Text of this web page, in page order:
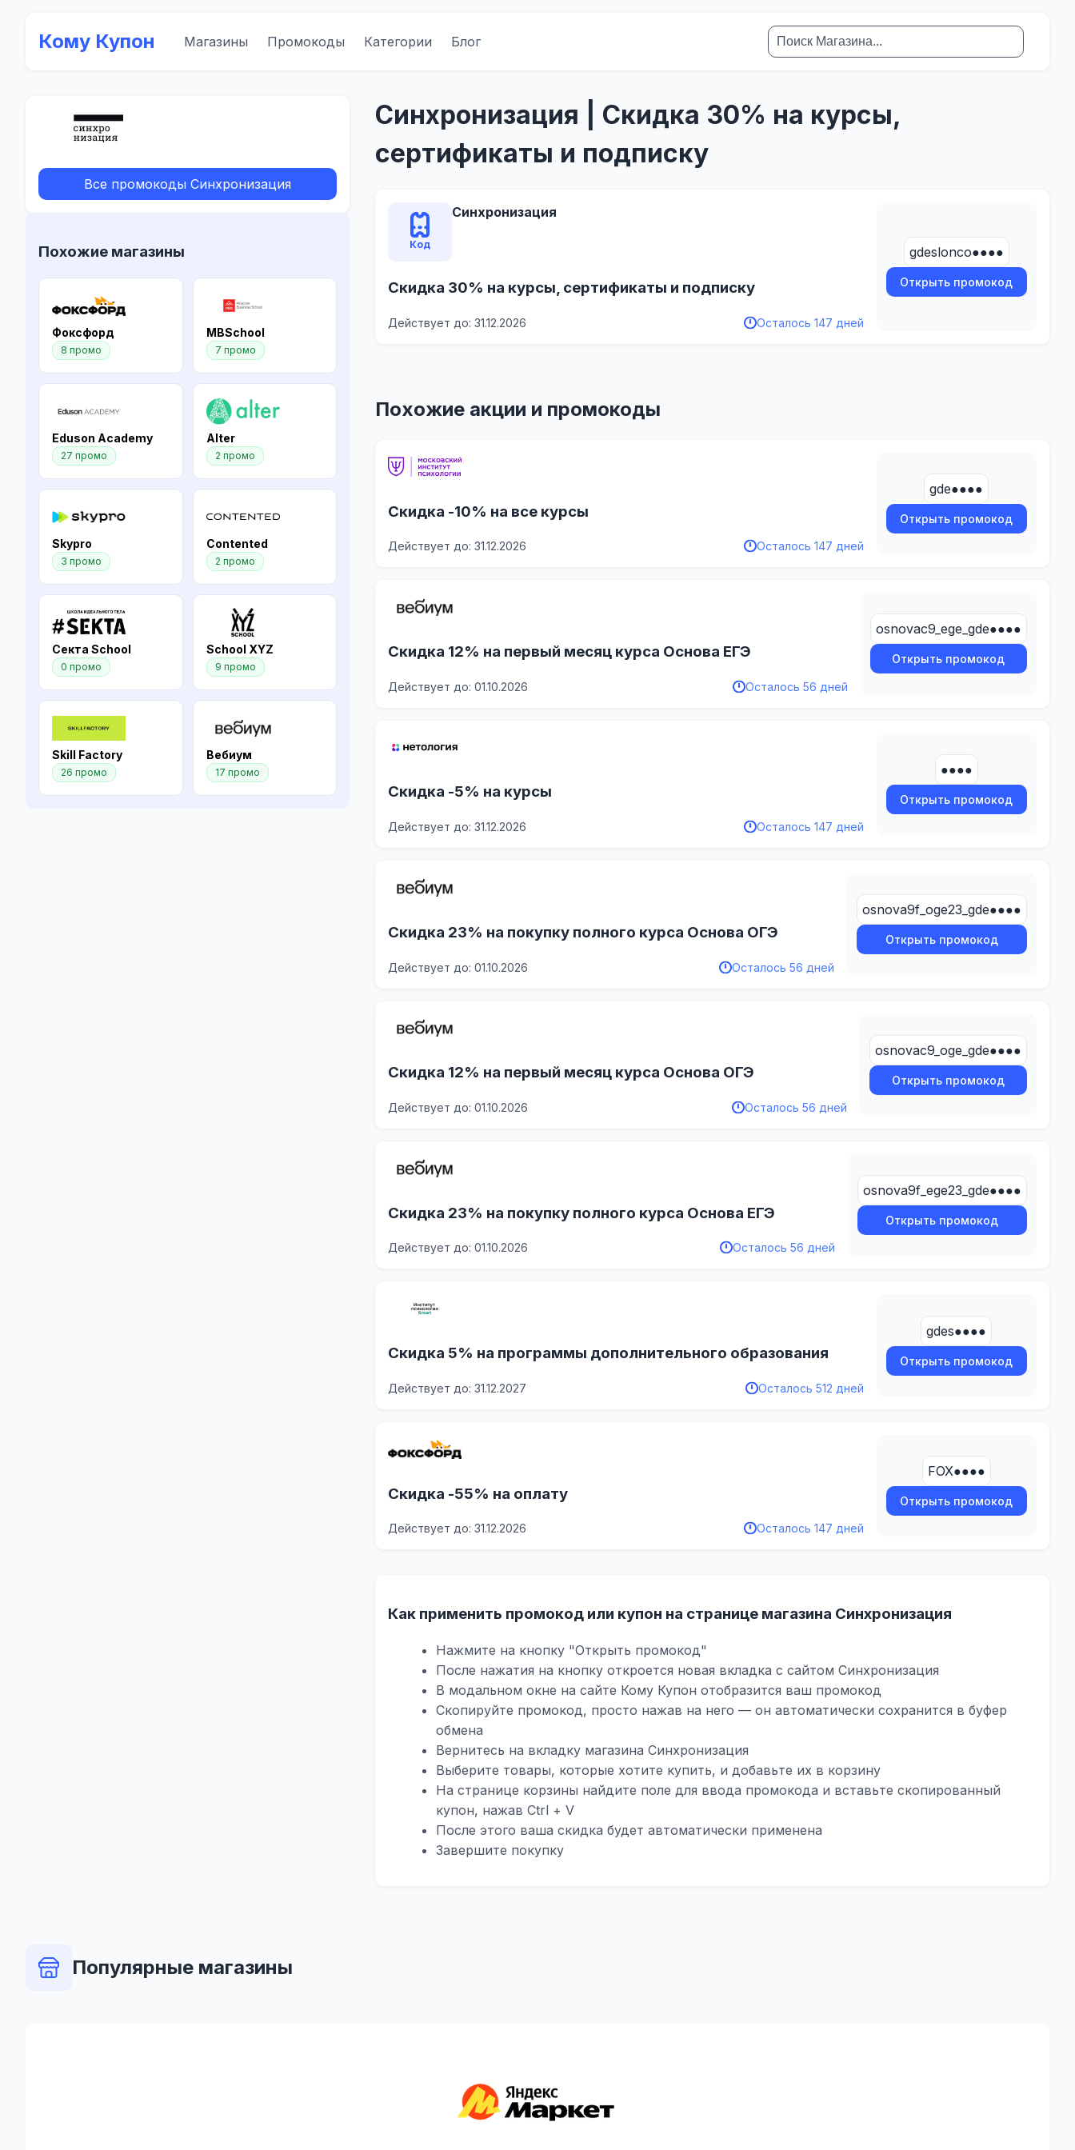
Кому Купон Магазины Промокоды Категории Блог
Все промокоды Синхронизация
Похожие магазины
Фоксфорд
8 промо
MBSchool
7 промо
Eduson Academy
27 промо
Alter
2 промо
Skypro
3 промо
Contented
2 промо
Секта School
0 промо
School XYZ
9 промо
Skill Factory
26 промо
Вебиум
17 промо
Синхронизация | Скидка 30% на курсы,
сертификаты и подписку
Код
Синхронизация
Скидка 30% на курсы, сертификаты и подписку
Действует до: 31.12.2026 Осталось 147 дней
gdeslonco●●●●
Открыть промокод
Похожие акции и промокоды
Скидка -10% на все курсы
Действует до: 31.12.2026 Осталось 147 дней
gde●●●●
Открыть промокод
Скидка 12% на первый месяц курса Основа ЕГЭ
Действует до: 01.10.2026 Осталось 56 дней
osnovac9_ege_gde●●●●
Открыть промокод
Скидка -5% на курсы
Действует до: 31.12.2026 Осталось 147 дней
●●●●
Открыть промокод
Скидка 23% на покупку полного курса Основа ОГЭ
Действует до: 01.10.2026 Осталось 56 дней
osnova9f_oge23_gde●●●●
Открыть промокод
Скидка 12% на первый месяц курса Основа ОГЭ
Действует до: 01.10.2026 Осталось 56 дней
osnovac9_oge_gde●●●●
Открыть промокод
Скидка 23% на покупку полного курса Основа ЕГЭ
Действует до: 01.10.2026 Осталось 56 дней
osnova9f_ege23_gde●●●●
Открыть промокод
Скидка 5% на программы дополнительного образования
Действует до: 31.12.2027 Осталось 512 дней
gdes●●●●
Открыть промокод
Скидка -55% на оплату
Действует до: 31.12.2026 Осталось 147 дней
FOX●●●●
Открыть промокод
Как применить промокод или купон на странице магазина Синхронизация
Нажмите на кнопку "Открыть промокод"
После нажатия на кнопку откроется новая вкладка с сайтом Синхронизация
В модальном окне на сайте Кому Купон отобразится ваш промокод
Скопируйте промокод, просто нажав на него — он автоматически сохранится в буфер
обмена
Вернитесь на вкладку магазина Синхронизация
Выберите товары, которые хотите купить, и добавьте их в корзину
На странице корзины найдите поле для ввода промокода и вставьте скопированный
купон, нажав Ctrl + V
После этого ваша скидка будет автоматически применена
Завершите покупку
Популярные магазины